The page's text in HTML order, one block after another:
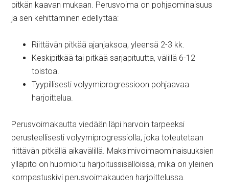
pitkän kaavan mukaan. Perusvoima on pohjaominaisuus
ja sen kehittäminen edellyttää:
Riittävän pitkää ajanjaksoa, yleensä 2-3 kk.
Keskipitkää tai pitkää sarjapituutta, välillä 6-12
toistoa.
Tyypillisesti volyymiprogressioon pohjaavaa
harjoittelua.
Perusvoimakautta viedään läpi harvoin tarpeeksi
perusteellisesti volyymiprogressiolla, joka toteutetaan
riittävän pitkällä aikavälillä. Maksimivoimaominaisuuksien
ylläpito on huomioitu harjoitussisällöissä, mikä on yleinen
kompastuskivi perusvoimakauden harjoittelussa.